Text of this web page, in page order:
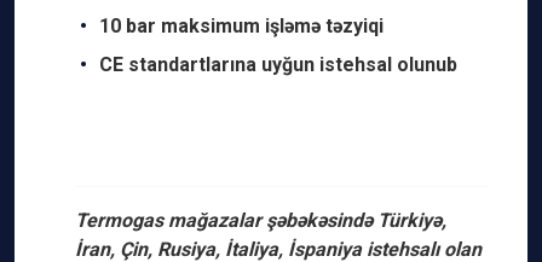
10 bar maksimum işləmə təzyiqi
CE standartlarına uyğun istehsal olunub
Termogas mağazalar şəbəkəsində Türkiyə,
İran, Çin, Rusiya, İtaliya, İspaniya istehsalı olan